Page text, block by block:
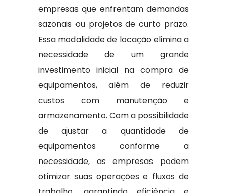
empresas que enfrentam demandas
sazonais ou projetos de curto prazo.
Essa modalidade de locação elimina a
necessidade de um grande
investimento inicial na compra de
equipamentos, além de reduzir
custos com manutenção e
armazenamento. Com a possibilidade
de ajustar a quantidade de
equipamentos conforme a
necessidade, as empresas podem
otimizar suas operações e fluxos de